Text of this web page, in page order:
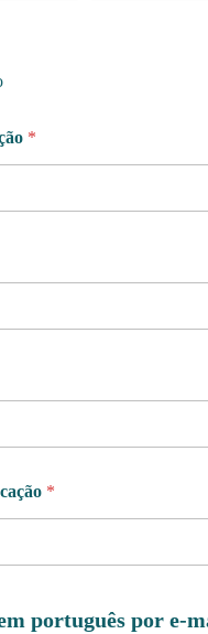
*
*
português por e-